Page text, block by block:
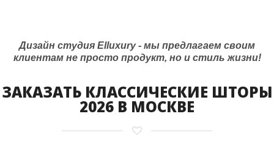
Дизайн студия Elluxury - мы предлагаем своим
клиентам не просто продукт, но и стиль жизни!
ЗАКАЗАТЬ КЛАССИЧЕСКИЕ ШТОРЫ
2026 В МОСКВЕ